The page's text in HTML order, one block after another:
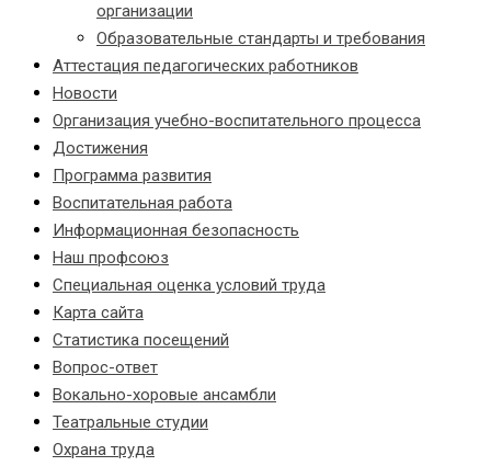
организации
Образовательные стандарты и требования
Аттестация педагогических работников
Новости
Организация учебно-воспитательного процесса
Достижения
Программа развития
Воспитательная работа
Информационная безопасность
Наш профсоюз
Специальная оценка условий труда
Карта сайта
Статистика посещений
Вопрос-ответ
Вокально-хоровые ансамбли
Театральные студии
Охрана труда